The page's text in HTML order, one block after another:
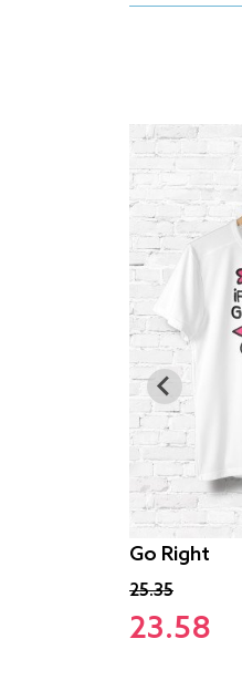
Go Right
25.35
23.58